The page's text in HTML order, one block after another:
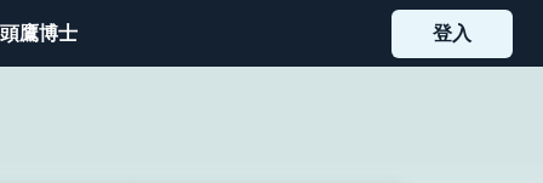
鷹博士 登入